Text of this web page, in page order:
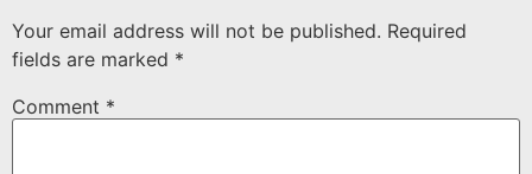
Your email address will not be published. Required
fields are marked *
Comment *